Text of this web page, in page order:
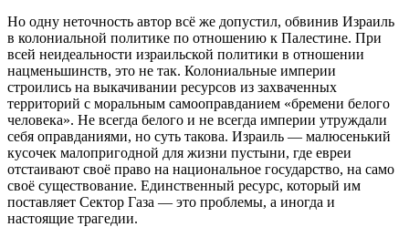
Но одну неточность автор всё же допустил, обвинив Израиль
в колониальной политике по отношению к Палестине. При
всей неидеальности израильской политики в отношении
нацменьшинств, это не так. Колониальные империи
строились на выкачивании ресурсов из захваченных
территорий с моральным самооправданием «бремени белого
человека». Не всегда белого и не всегда империи утруждали
себя оправданиями, но суть такова. Израиль — малюсенький
кусочек малопригодной для жизни пустыни, где евреи
отстаивают своё право на национальное государство, на само
своё существование. Единственный ресурс, который им
поставляет Сектор Газа — это проблемы, а иногда и
настоящие трагедии.